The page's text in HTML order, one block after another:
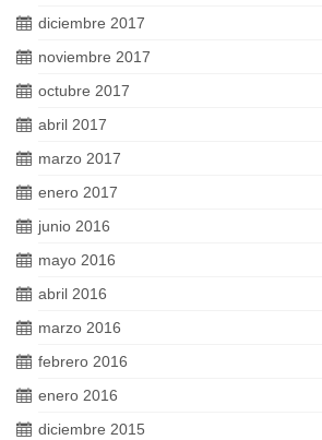
diciembre 2017
noviembre 2017
octubre 2017
abril 2017
marzo 2017
enero 2017
junio 2016
mayo 2016
abril 2016
marzo 2016
febrero 2016
enero 2016
diciembre 2015